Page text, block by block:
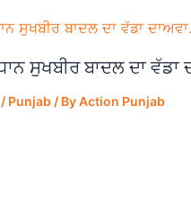
ਸੁਖਬੀਰ ਬਾਦਲ ਦਾ ਵੱਡਾ
/ Punjab / ByAction Punjab